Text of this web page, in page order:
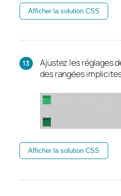
Afficher la solution CSS
Ajustez les réglages
des rangées
Afficher la solution CSS